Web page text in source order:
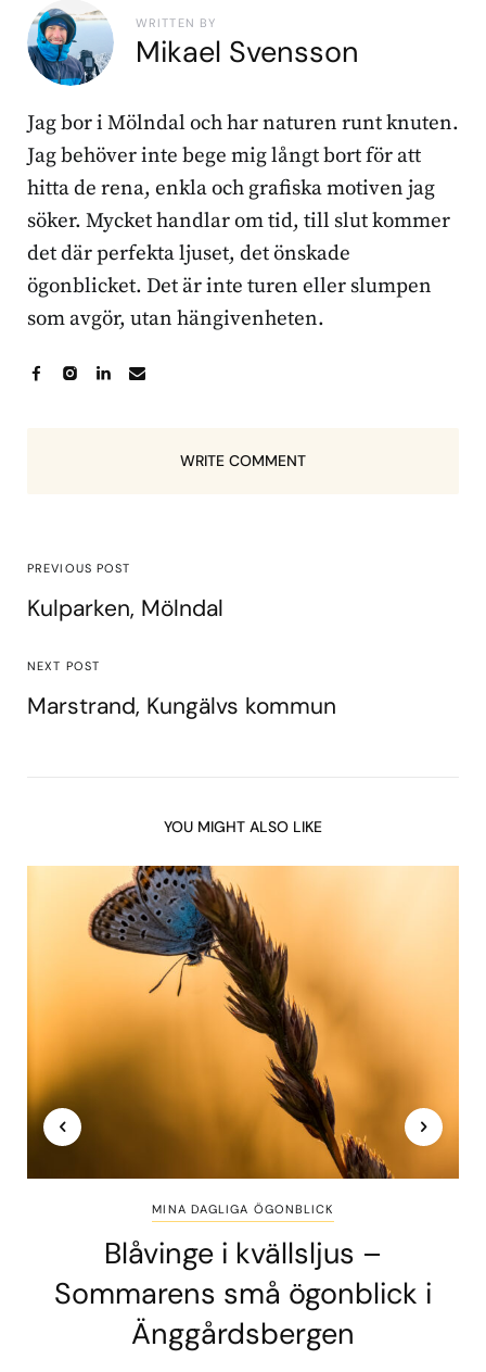
WRITTEN BY
Mikael Svensson
Jag bor i Mölndal och har naturen runt knuten.
Jag behöver inte bege mig långt bort för att
hitta de rena, enkla och grafiska motiven jag
söker. Mycket handlar om tid, till slut kommer
det där perfekta ljuset, det önskade
ögonblicket. Det är inte turen eller slumpen
som avgör, utan hängivenheten.
WRITE COMMENT
PREVIOUS POST
Kulparken, Mölndal
NEXT POST
Marstrand, Kungälvs kommun
YOU MIGHT ALSO LIKE
MINA DAGLIGA ÖGONBLICK
Blåvinge i kvällsljus –
Sommarens små ögonblick i
Änggårdsbergen